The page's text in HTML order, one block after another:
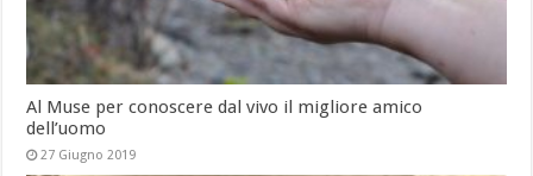
Al Muse per conoscere dal vivo il migliore amico
dell’uomo
27 Giugno 2019